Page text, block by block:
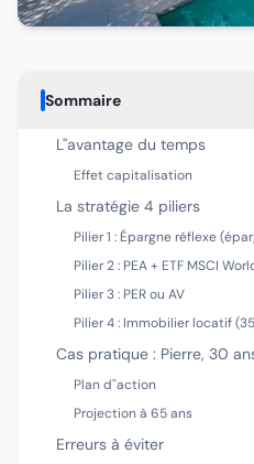
Sommaire
L''avantage du temps
Effet capitalisation
La stratégie 4 piliers
Pilier 1 : Épargne réflexe
Pilier 2 : PEA + ETF MSCI
Pilier 3 : PER ou AV
Pilier 4 : Immobilier locatif
Cas pratique : Pierre, 30
Plan d''action
Projection à 65 ans
Erreurs à éviter